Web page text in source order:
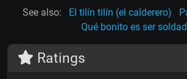
See also: El tilín tilín (el calderero)
Qué bonito es ser
Ratings